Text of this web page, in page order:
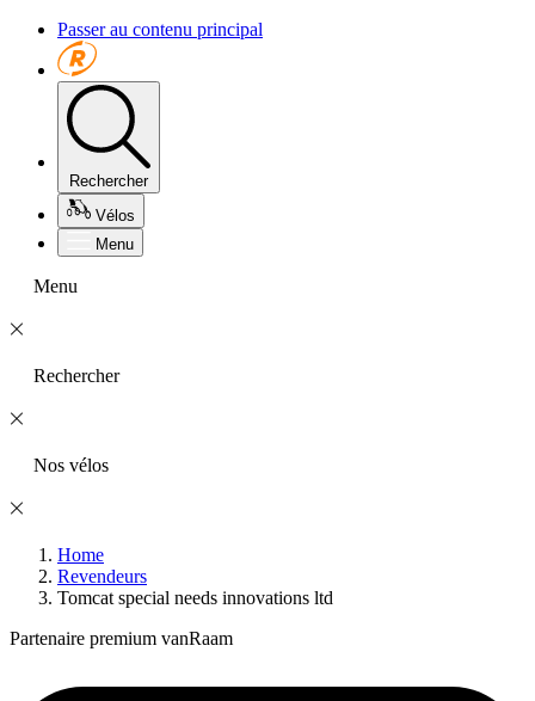
Passer au contenu principal
Rechercher
Vélos
Menu
Menu
Rechercher
Nos vélos
Home
Revendeurs
Tomcat special needs innovations ltd
Partenaire premium vanRaam